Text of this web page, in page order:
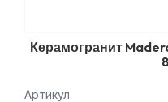
Керамогранит
Артикул